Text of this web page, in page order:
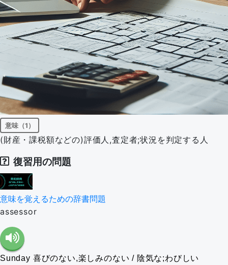
意味（1）
(財産・課税額などの)評価人,査定者;状況を判定する人
復習用の問題
意味を覚えるための辞書問題
assessor
Sunday 喜びのない,楽しみのない / 陰気な;わびしい